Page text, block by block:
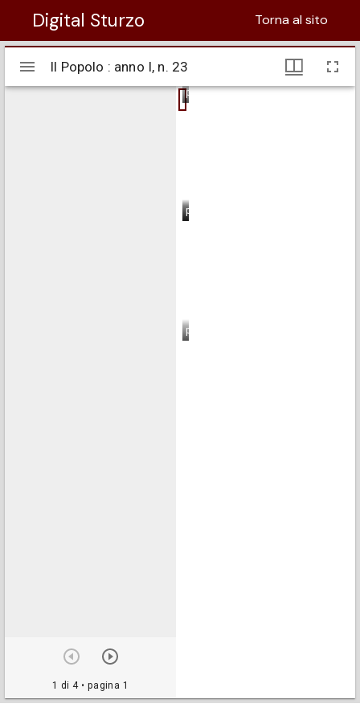
Digital Sturzo Torna al sito
Visualizzatore
Mirador
Il Popolo : anno I, n. 23
1 di 4• pagina 1
pagina 1
pagina 2
pagina 3
pagina 4
Il Popolo : anno I, n. 23